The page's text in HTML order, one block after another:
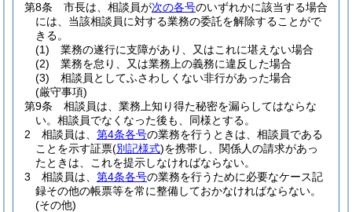
第8条
市長は、相談員が次の各号のいずれかに該当する場合
には、当該相談員に対する業務の委託を解除することがで
きる。
(1)
業務の遂行に支障があり、又はこれに堪えない場合
(2)
業務を怠り、又は業務上の義務に違反した場合
(3)
相談員としてふさわしくない非行があった場合
(厳守事項)
第9条
相談員は、業務上知り得た秘密を漏らしてはならな
い。 相談員でなくなった後も、同様とする。
2
相談員は、 第4条各号の業務を行うときは、相談員である
ことを示す証票(別記様式)を携帯し、関係人の請求があっ
たときは、これを提示しなければならない。
3
相談員は、 第4条各号の業務を行うために必要なケース記
録その他の帳票等を常に整備しておかなければならない。
(その他)